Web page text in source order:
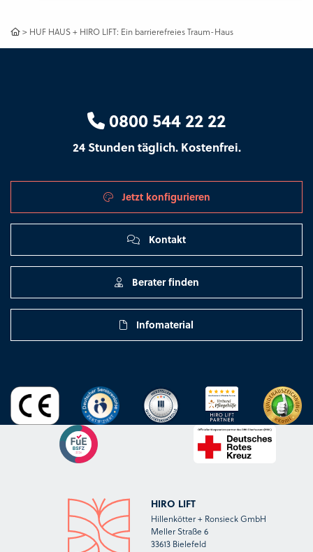
> HUF HAUS + HIRO LIFT: Ein barrierefreies Traum-Haus
0800 544 22 22
24 Stunden täglich. Kostenfrei.
Jetzt konfigurieren
Kontakt
Berater finden
Infomaterial
HIRO LIFT
Hillenkötter + Ronsieck GmbH
Meller Straße 6
33613 Bielefeld